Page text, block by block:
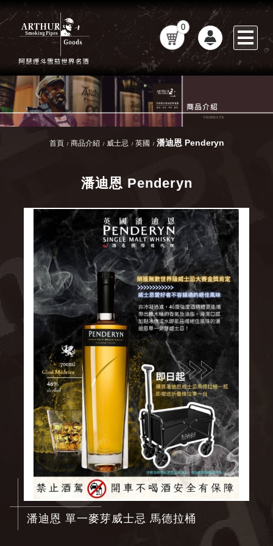
0
首頁 商品介紹 威士忌 英國 潘迪恩 Penderyn
潘迪恩 Penderyn
潘迪恩 單一麥芽威士忌 馬德拉桶